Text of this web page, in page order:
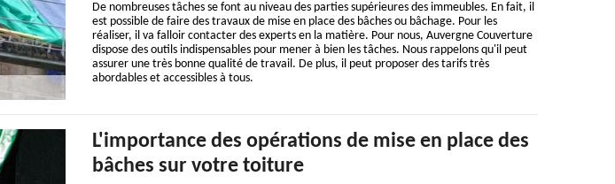
De nombreuses tâches se font au niveau des parties supérieures des immeubles. En fait, il
est possible de faire des travaux de mise en place des bâches ou bâchage. Pour les
réaliser, il va falloir contacter des experts en la matière. Pour nous, Auvergne Couverture
dispose des outils indispensables pour mener à bien les tâches. Nous rappelons qu'il peut
assurer une très bonne qualité de travail. De plus, il peut proposer des tarifs très
abordables et accessibles à tous.
L'importance des opérations de mise en place des
bâches sur votre toiture